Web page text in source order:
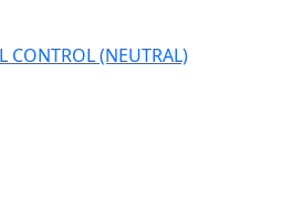
CONTROL (NEUTRAL)